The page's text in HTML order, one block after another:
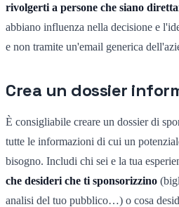
rivolgerti a persone che siano
abbiano influenza nella decisione e
e non tramite un'email generica
Crea un dossier
È consigliabile creare un dossier di
tutte le informazioni di cui un
bisogno. Includi chi sei e la tua
che desideri che ti sponsorizzino
analisi del tuo pubblico…) o cosa